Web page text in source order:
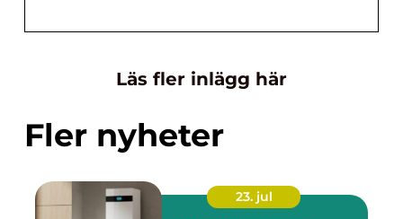
Läs fler inlägg här
Fler nyheter
23. jul